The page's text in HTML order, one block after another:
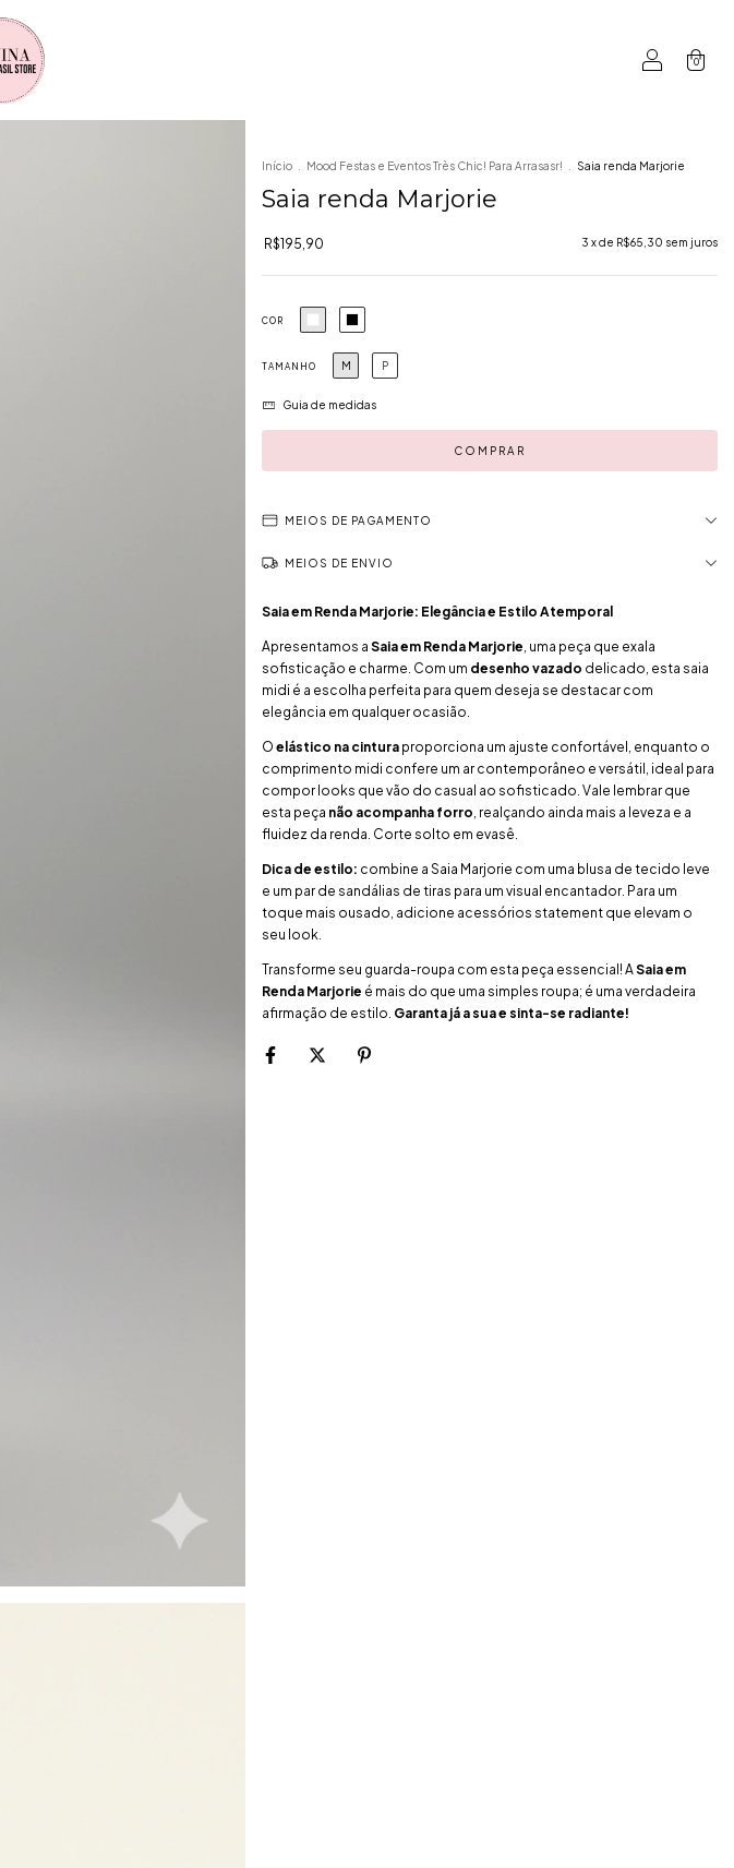
0
Início Mood Festas e Eventos Très Chic! Para Arrasasr! Saia renda Marjorie
Saia renda Marjorie
R$195,90 3 x de R$65,30 sem juros
COR
TAMANHO M P
Guia de medidas
MEIOS DE PAGAMENTO
MEIOS DE ENVIO
Saia em Renda Marjorie: Elegância e Estilo Atemporal
Apresentamos a Saia em Renda Marjorie, uma peça que exala
sofisticação e charme. Com um desenho vazado delicado, esta saia
midi é a escolha perfeita para quem deseja se destacar com
elegância em qualquer ocasião.
O elástico na cintura proporciona um ajuste confortável, enquanto o
comprimento midi confere um ar contemporâneo e versátil, ideal para
compor looks que vão do casual ao sofisticado. Vale lembrar que
esta peça não acompanha forro, realçando ainda mais a leveza e a
fluidez da renda. Corte solto em evasê.
Dica de estilo: combine a Saia Marjorie com uma blusa de tecido leve
e um par de sandálias de tiras para um visual encantador. Para um
toque mais ousado, adicione acessórios statement que elevam o
seu look.
Transforme seu guarda-roupa com esta peça essencial! ASaia em
Renda Marjorie é mais do que uma simples roupa; é uma verdadeira
afirmação de estilo. Garanta já a sua e sinta-se radiante!